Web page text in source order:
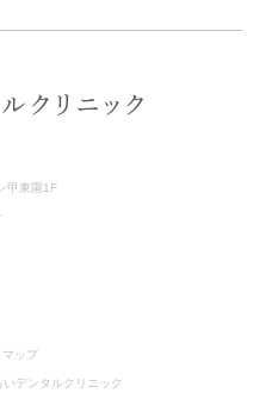
甲東園1F
ップ
デンタルクリニック